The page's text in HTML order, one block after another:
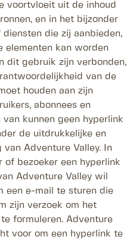
voortvloeit uit de inhoud
en in het bijzonder
die zij aanbieden,
elementen kan worden
dit gebruik zijn verbonden,
van de
houden aan zijn
abonnees en
kunnen geen hyperlink
de uitdrukkelijke en
Adventure Valley. In
of bezoeker een hyperlink
Adventure Valley wil
een e-mail te sturen die
zijn verzoek om het
formuleren. Adventure
voor om een hyperlink te